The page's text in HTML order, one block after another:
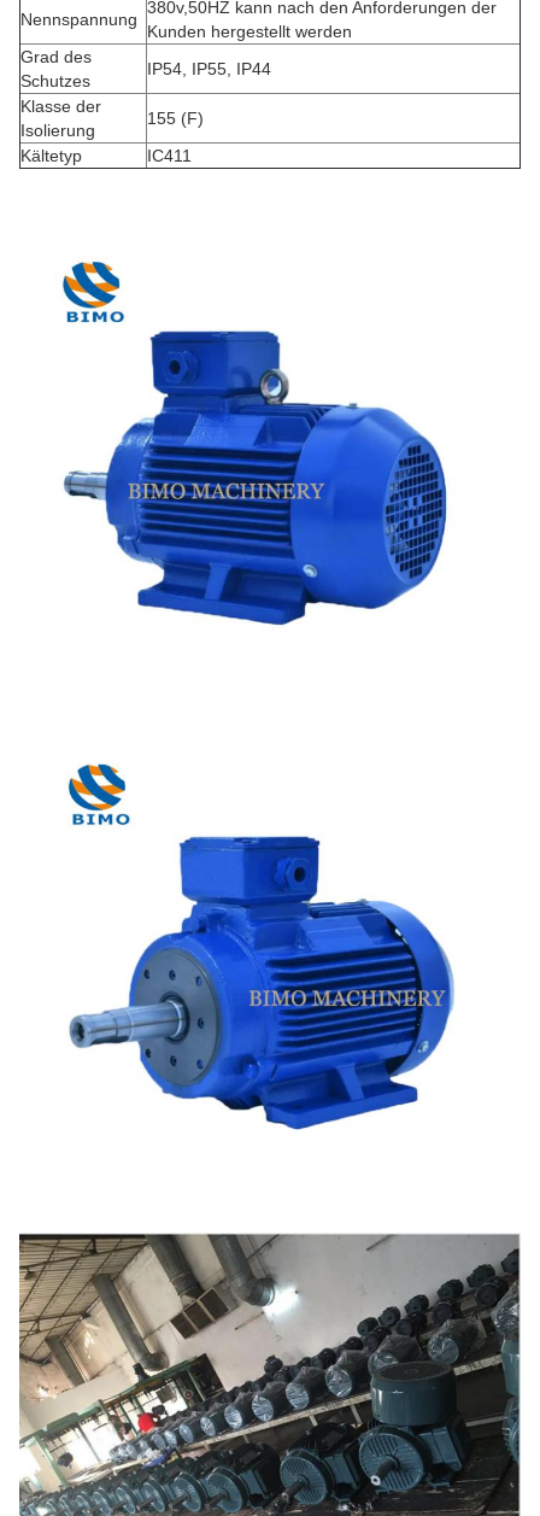
Nennspannung
380v,50HZ kann nach den Anforderungen der
Kunden hergestellt werden
Grad des
Schutzes
IP54, IP55, IP44
Klasse der
Isolierung
155 (F)
Kältetyp
IC411